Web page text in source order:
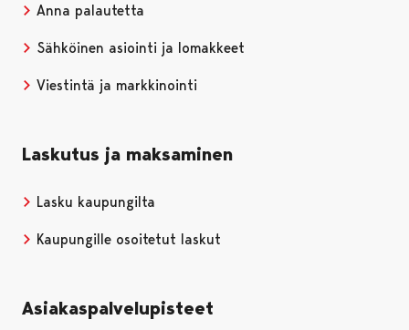
Anna palautetta
Sähköinen asiointi ja lomakkeet
Viestintä ja markkinointi
Laskutus ja maksaminen
Lasku kaupungilta
Kaupungille osoitetut laskut
Asiakaspalvelupisteet